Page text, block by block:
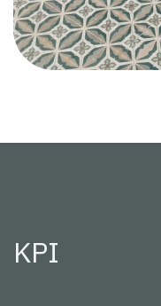
KPI